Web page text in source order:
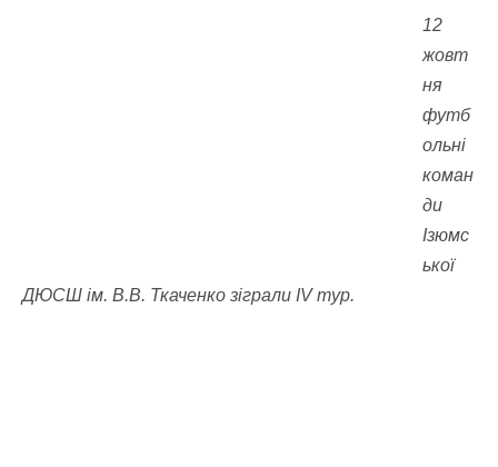
12
жовт
ня
футб
ольні
коман
ди
Ізюмс
ької
ДЮСШ ім. В.В. Ткаченко зіграли ІV тур.